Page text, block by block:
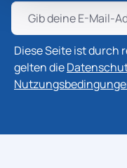
Diese Seite ist durch
gelten die